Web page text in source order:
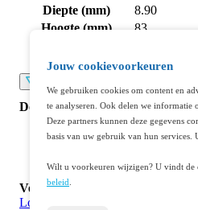
Jouw cookievoorkeuren
We gebruiken cookies om content en
te analyseren. Ook delen we informatie
Deze partners kunnen deze gegevens
basis van uw gebruik van hun services.
Wilt u voorkeuren wijzigen? U vindt de
beleid
Diepte (mm)
8.90
Hoogte (mm)
83
Kleur
Brons
Documenten
Veelgestelde vragen
Log in